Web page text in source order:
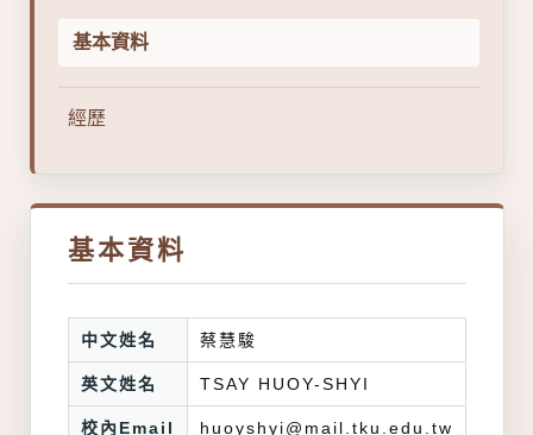
基本資料
經歷
基本資料
中文姓名 蔡慧駿
英文姓名 TSAY HUOY-SHYI
校內Email huoyshyi@mail.tku.edu.tw